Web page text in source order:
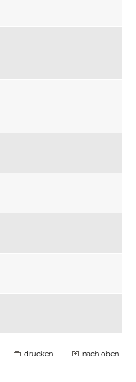
drucken nach oben